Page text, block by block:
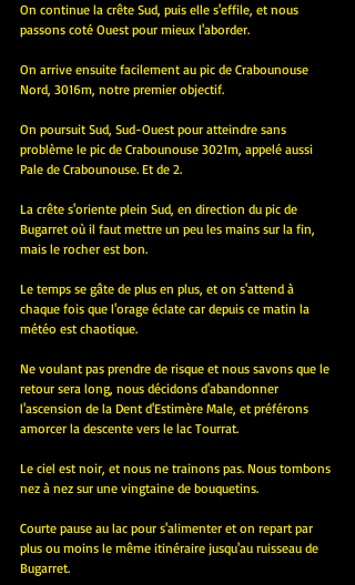
On continue la crête Sud, puis elle s'effile, et nous
passons coté Ouest pour mieux l'aborder.
On arrive ensuite facilement au pic de Crabounouse
Nord, 3016m, notre premier objectif.
On poursuit Sud, Sud-Ouest pour atteindre sans
problème le pic de Crabounouse 3021m, appelé aussi
Pale de Crabounouse. Et de 2.
La crête s'oriente plein Sud, en direction du pic de
Bugarret où il faut mettre un peu les mains sur la fin,
mais le rocher est bon.
Le temps se gâte de plus en plus, et on s'attend à
chaque fois que l'orage éclate car depuis ce matin la
météo est chaotique.
Ne voulant pas prendre de risque et nous savons que le
retour sera long, nous décidons d'abandonner
l'ascension de la Dent d'Estimère Male, et préférons
amorcer la descente vers le lac Tourrat.
Le ciel est noir, et nous ne trainons pas. Nous tombons
nez à nez sur une vingtaine de bouquetins.
Courte pause au lac pour s'alimenter et on repart par
plus ou moins le même itinéraire jusqu'au ruisseau de
Bugarret.